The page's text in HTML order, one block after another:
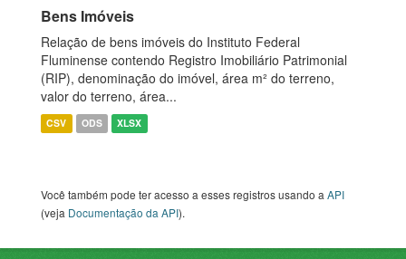
Bens Imóveis
Relação de bens imóveis do Instituto Federal
Fluminense contendo Registro Imobiliário Patrimonial
(RIP), denominação do imóvel, área m² do terreno,
valor do terreno, área...
CSV ODS XLSX
Você também pode ter acesso a esses registros usando aAPI
(veja Documentação da API).